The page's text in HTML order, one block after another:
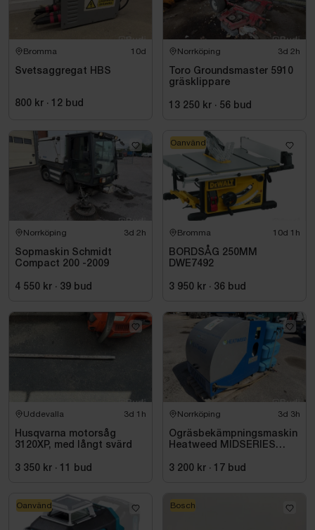
Bromma 10d
Svetsaggregat HBS
800 kr · 12 bud
Norrköping 3d 2h
Toro Groundsmaster 5910
gräsklippare
13 250 kr · 56 bud
Norrköping 3d 2h
Sopmaskin Schmidt
Compact 200 -2009
4 550 kr · 39 bud
Bromma 10d 1h
BORDSÅG 250MM
DWE7492
3 950 kr · 36 bud
Oanvänd
Uddevalla 3d 1h
Husqvarna motorsåg
3120XP, med långt svärd
3 350 kr · bud
Norrköping 3d 3h
Ogräsbekämpningsmaskin
Heatweed MIDSERIES
3 200 kr · 17 bud
Oanvänd Bosch